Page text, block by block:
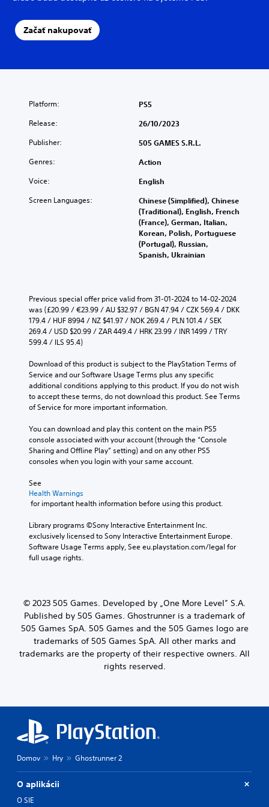
Začať nakupovať
Platform: PS5
Release: 26/10/2023
Publisher: 505 GAMES S.R.L.
Genres: Action
Voice: English
Screen Languages:
Chinese (Simplified), Chinese
(Traditional), English, French
(France), German, Italian,
Korean, Polish, Portuguese
(Portugal), Russian,
Spanish, Ukrainian
Previous special offer price valid from 31-01-2024 to 14-02-2024
was (£20.99 / €23.99 / AU $32.97 / BGN 47.94 / CZK 569.4 / DKK
179.4 / HUF 8994 / NZ $41.97 / NOK 269.4 / PLN 101.4 / SEK
269.4 / USD $20.99 / ZAR 449.4 / HRK 23.99 / INR 1499 / TRY
599.4 / ILS 95.4)
Download of this product is subject to the PlayStation Terms of
Service and our Software Usage Terms plus any specific
additional conditions applying to this product. If you do not wish
to accept these terms, do not download this product. See Terms
of Service for more important information.
You can download and play this content on the main PS5
console associated with your account (through the “Console
Sharing and Offline Play” setting) and on any other PS5
consoles when you login with your same account.
See
Health Warnings
for important health information before using this product.
Library programs ©Sony Interactive Entertainment Inc.
exclusively licensed to Sony Interactive Entertainment Europe.
Software Usage Terms apply, See eu.playstation.com/legal for
full usage rights.
© 2023 505 Games. Developed by „One More Level” S.A.
Published by 505 Games. Ghostrunner is a trademark of
505 Games SpA. 505 Games and the 505 Games logo are
trademarks of 505 Games SpA. All other marks and
trademarks are the property of their respective owners. All
rights reserved.
Domov Hry Ghostrunner 2
O aplikácii
O SIE